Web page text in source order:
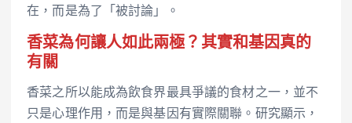
在，而是為了「被討論」。
香菜為何讓人如此兩極？其實和基因真的
有關
香菜之所以能成為飲食界最具爭議的食材之一，並不
只是心理作用，而是與基因有實際關聯。研究顯示，